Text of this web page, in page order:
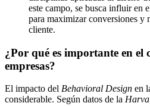
este campo, se busca influir en
para maximizar conversiones y
cliente.
¿Por qué es importante en el
empresas?
El impacto del Behavioral Design en
considerable. Según datos de la